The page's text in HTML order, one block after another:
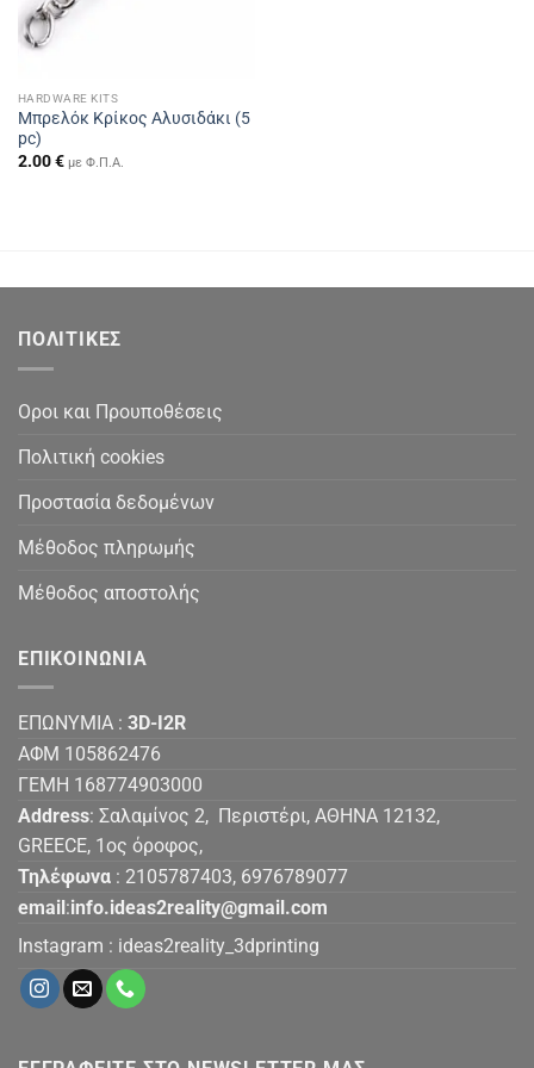
HARDWARE KITS
Μπρελόκ Κρίκος Αλυσιδάκι (5
pc)
2.00€ με Φ.Π.Α.
ΠΟΛΙΤΙΚΕΣ
Οροι και Προυποθέσεις
Πολιτική cookies
Προστασία δεδομένων
Μέθοδος πληρωμής
Μέθοδος αποστολής
ΕΠΙΚΟΙΝΩΝΙΑ
ΕΠΩΝΥΜΙΑ : 3D-I2R
ΑΦΜ 105862476
ΓΕΜΗ 168774903000
Address: Σαλαμίνος 2, Περιστέρι, ΑΘΗΝΑ 12132,
GREECE, 1ος όροφος,
Τηλέφωνα : 2105787403, 6976789077
email :info.ideas2reality@gmail.com
Instagram : ideas2reality_3dprinting